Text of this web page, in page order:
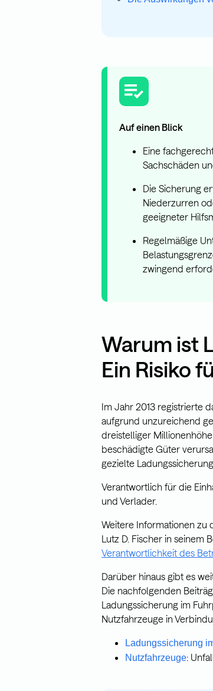
Auf einen Blick
Eine
Sachschäden
Die Sicherung
Niederzurren
geeigneter
Regelmäßige
zwingend
Warum ist
Ein Risiko
Im Jahr 2013 registrierte
aufgrund unzureichend
dreistelliger
beschädigte Güter
gezielte
Verantwortlich für die
und Verlader.
Weitere Informationen zu
Lutz D. Fischer in seinem
Verantwortlichkeit des
Darüber hinaus gibt es
Die nachfolgenden
Ladungssicherung im
Nutzfahrzeuge in
Ladungssicherung
Nutzfahrzeuge: